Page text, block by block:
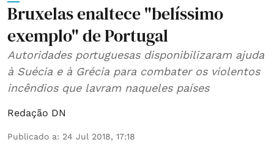
Bruxelas enaltece "belíssimo
exemplo" de Portugal
Autoridades portuguesas disponibilizaram ajuda
à Suécia e à Grécia para combater os violentos
incêndios que lavram naqueles países
Redação DN
Publicado a: 24 Jul 2018, 17:18